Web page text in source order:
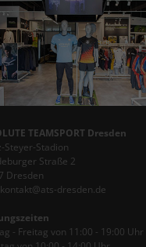
TEAMSPORT Dresden
Steyer-Stadion
Straße 2
Dresden
dresden.de
- Freitag von 11:00 - 19:00 Uhr